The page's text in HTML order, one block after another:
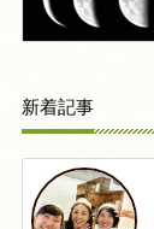
新着記事